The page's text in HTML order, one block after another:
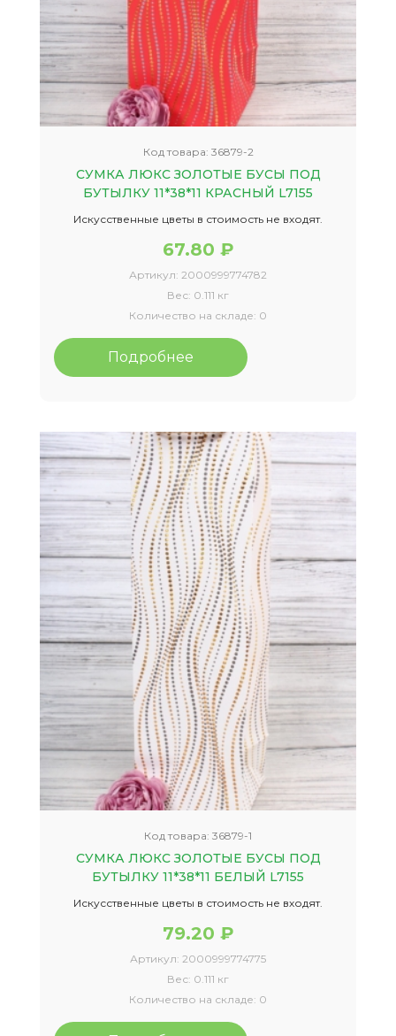
Код товара: 36879-2
СУМКА ЛЮКС ЗОЛОТЫЕ БУСЫ ПОД
БУТЫЛКУ 11*38*11 КРАСНЫЙ L7155
Искусственные цветы в стоимость не входят.
67.80 ₽
Артикул: 2000999774782
Вес: 0.111 кг
Количество на складе: 0
Подробнее
Код товара: 36879-1
СУМКА ЛЮКС ЗОЛОТЫЕ БУСЫ ПОД
БУТЫЛКУ 11*38*11 БЕЛЫЙ L7155
Искусственные цветы в стоимость не входят.
79.20 ₽
Артикул: 2000999774775
Вес: 0.111 кг
Количество на складе: 0